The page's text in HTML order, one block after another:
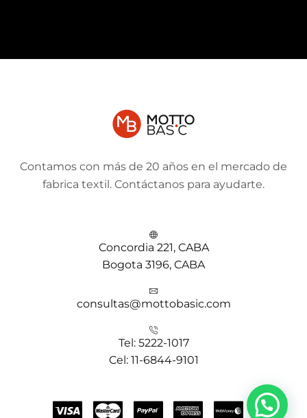
Contamos con más de 20 años en el mercado de
fabrica textil. Contáctanos para ayudarte.
Concordia 221, CABA
Bogota 3196, CABA
consultas@mottobasic.com
Tel: 5222-1017
Cel: 11-6844-9101